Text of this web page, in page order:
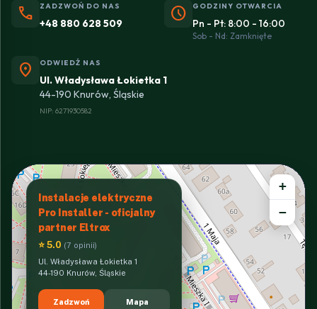
phone ZADZWOŃ DO NAS
+48 880 628 509 schedule GODZINY OTWARCIA
Pn - Pt: 8:00 - 16:00
Sob - Nd: Zamknięte
location_on ODWIEDŹ NAS
Ul. Władysława Łokietka 1
44-190 Knurów, Śląskie
NIP: 6271930582
Instalacje elektryczne
Pro Installer - oficjalny
partner Eltrox
⭐ 5.0 (7 opinii)
Ul. Władysława Łokietka 1
44-190 Knurów, Śląskie
Zadzwoń Mapa
+
−